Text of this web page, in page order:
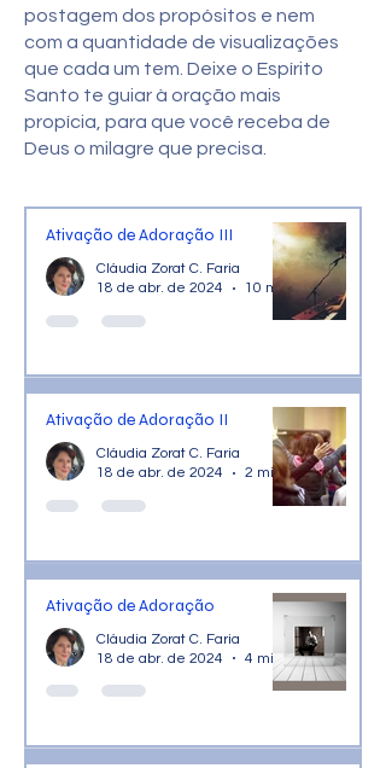
postagem dos propósitos e nem
com a quantidade de visualizações
que cada um tem. Deixe o Espírito
Santo te guiar à oração mais
propícia, para que você receba de
Deus o milagre que precisa.
Ativação de Adoração III
Cláudia Zorat C. Faria
18 de abr. de 2024
10 min de leitura
Ativação de Adoração II
Cláudia Zorat C. Faria
18 de abr. de 2024
2 min de leitura
Ativação de Adoração
Cláudia Zorat C. Faria
18 de abr. de 2024
4 min de leitura